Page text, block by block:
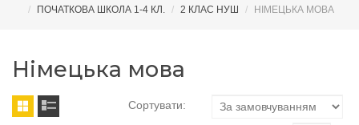
ПОЧАТКОВА ШКОЛА 1-4 КЛ.
2 КЛАС НУШ НІМЕЦЬКА МОВА
Німецька мова
Сортувати: